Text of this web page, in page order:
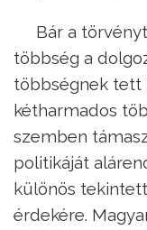
Bár a
többség a
többségnek tett
kétharmados
szemben
politikáját
különös
érdekére.